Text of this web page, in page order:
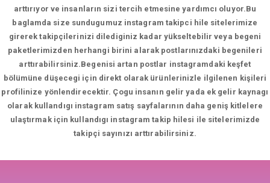
arttırıyor ve insanların sizi tercih etmesine yardımcı oluyor.Bu
baglamda size sundugumuz instagram takipci hile sitelerimize
girerek takipçilerinizi dilediginiz kadar yükseltebilir veya begeni
paketlerimizden herhangi birini alarak postlarınızdaki begenileri
arttırabilirsiniz.Begenisi artan postlar instagramdaki keşfet
bölümüne düşecegi için direkt olarak ürünlerinizle ilgilenen kişileri
profilinize yönlendirecektir. Çogu insanın gelir yada ek gelir kaynagı
olarak kullandıgı instagram satış sayfalarının daha geniş kitlelere
ulaştırmak için kullandıgı instagram takip hilesi ile sitelerimizde
takipçi sayınızı arttırabilirsiniz.